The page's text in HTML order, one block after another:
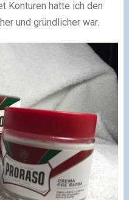
Konturen hatte ich den
und gründlicher war.